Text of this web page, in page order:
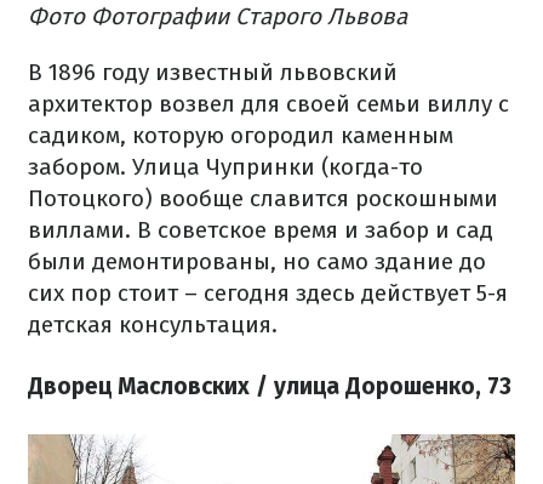
Фото Фотографии Старого Львова
В 1896 году известный львовский
архитектор возвел для своей семьи виллу с
садиком, которую огородил каменным
забором. Улица Чупринки (когда-то
Потоцкого) вообще славится роскошными
виллами. В советское время и забор и сад
были демонтированы, но само здание до
сих пор стоит – сегодня здесь действует 5-я
детская консультация.
Дворец Масловских / улица Дорошенко, 73